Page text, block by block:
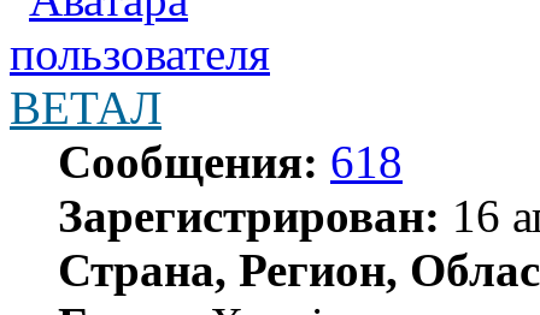
ВЕТАЛ
Сообщения: 618
Зарегистрирован: 16
Страна, Регион,